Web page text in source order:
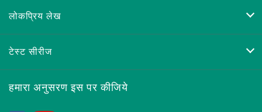
लोकप्रिय लेख
टेस्ट सीरीज
हमारा अनुसरण इस पर कीजिये